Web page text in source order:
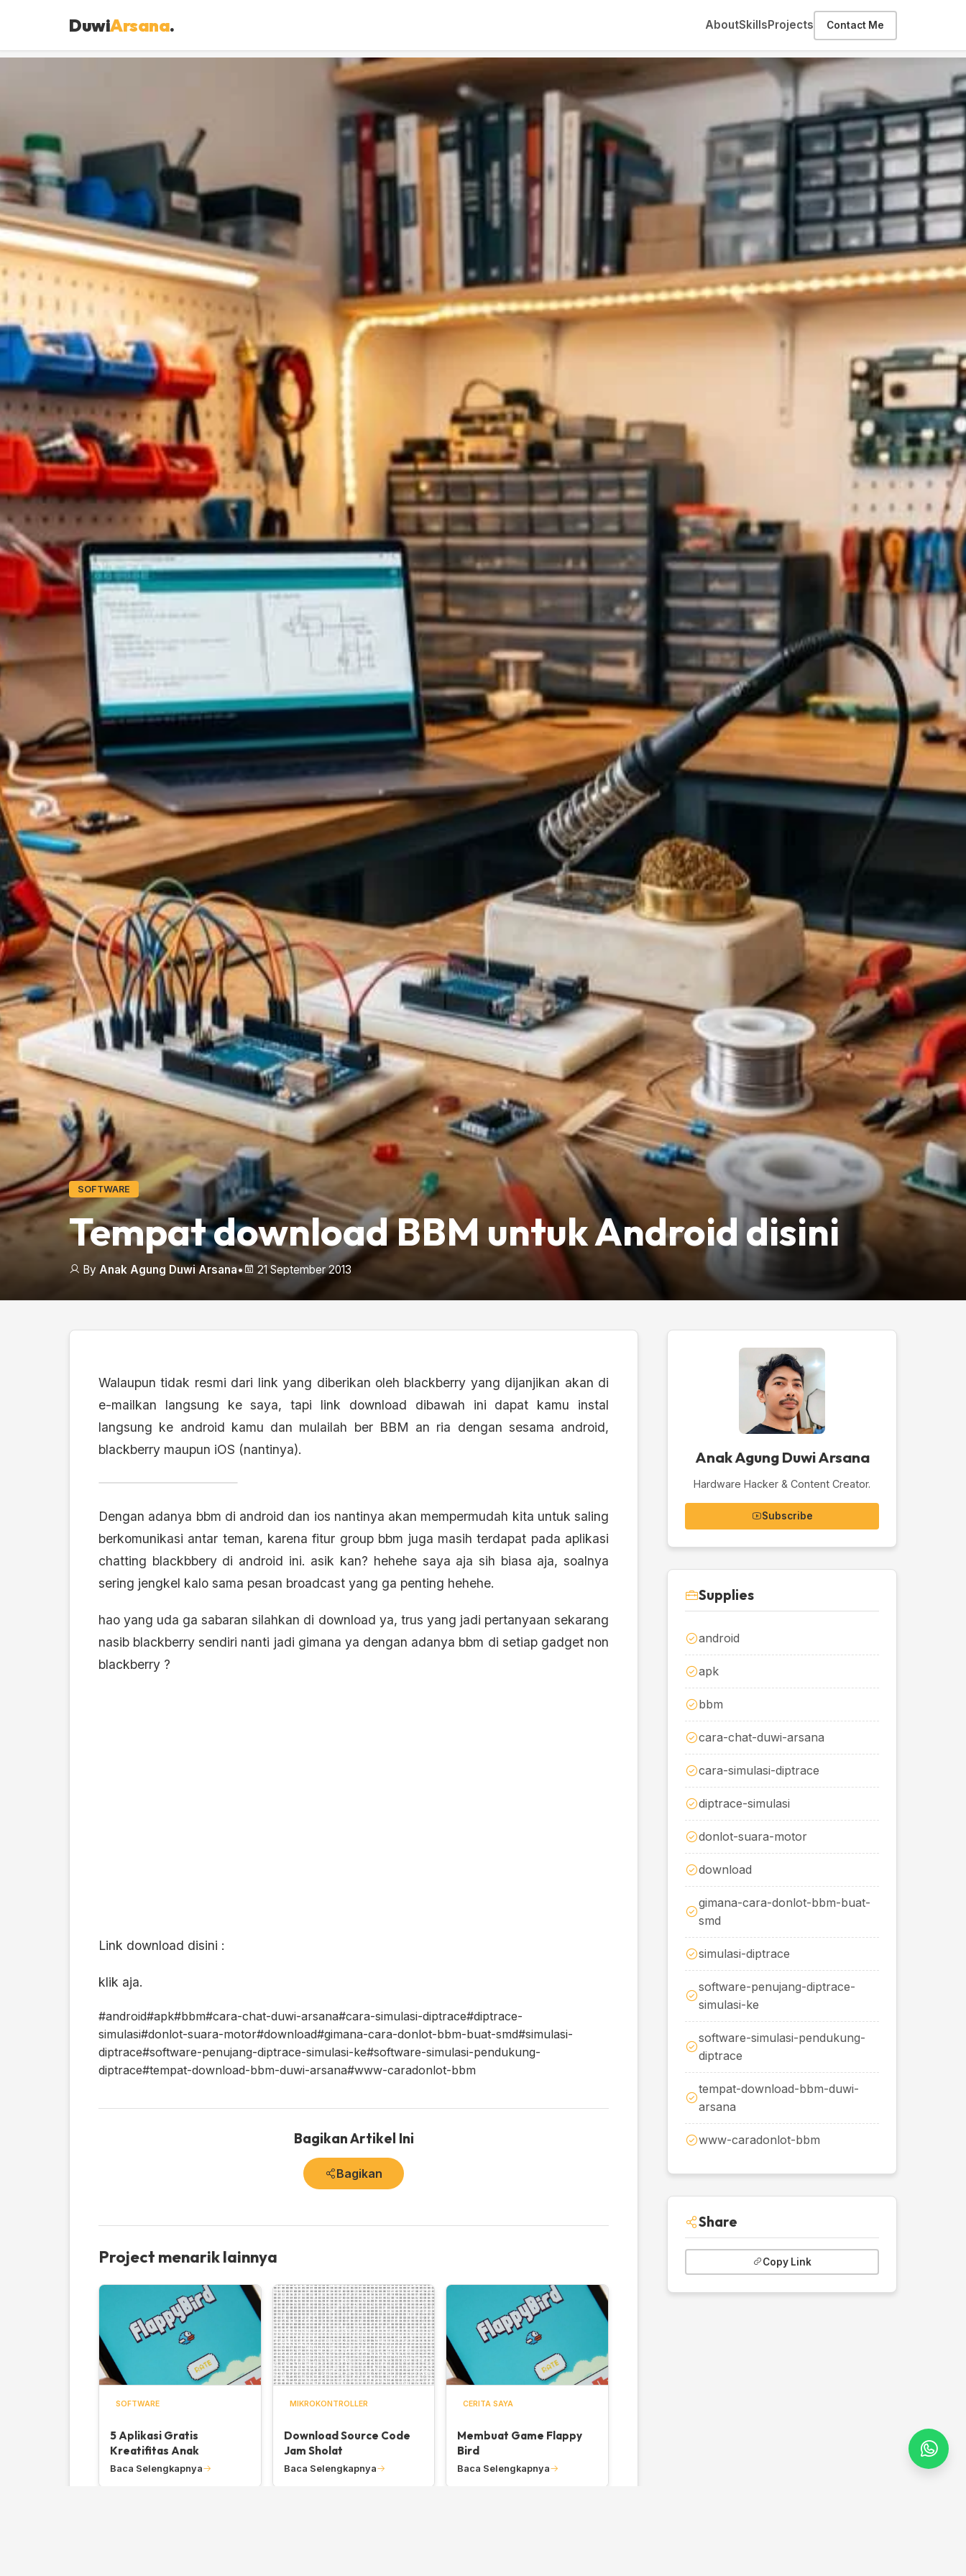
DuwiArsana. AboutSkillsProjects Contact Me
SOFTWARE
Tempat download BBM untuk Android disini
By Anak Agung Duwi Arsana• 21 September 2013
Walaupun tidak resmi dari link yang diberikan oleh blackberry yang dijanjikan akan di
e-mailkan langsung ke saya, tapi link download dibawah ini dapat kamu instal
langsung ke android kamu dan mulailah ber BBM an ria dengan sesama android,
blackberry maupun iOS (nantinya).
Dengan adanya bbm di android dan ios nantinya akan mempermudah kita untuk saling
berkomunikasi antar teman, karena fitur group bbm juga masih terdapat pada aplikasi
chatting blackbbery di android ini. asik kan? hehehe saya aja sih biasa aja, soalnya
sering jengkel kalo sama pesan broadcast yang ga penting hehehe.
hao yang uda ga sabaran silahkan di download ya, trus yang jadi pertanyaan sekarang
nasib blackberry sendiri nanti jadi gimana ya dengan adanya bbm di setiap gadget non
blackberry ?
Link download disini :
klik aja.
#android#apk#bbm#cara-chat-duwi-arsana#cara-simulasi-diptrace#diptrace-
simulasi#donlot-suara-motor#download#gimana-cara-donlot-bbm-buat-smd#simulasi-
diptrace#software-penujang-diptrace-simulasi-ke#software-simulasi-pendukung-
diptrace#tempat-download-bbm-duwi-arsana#www-caradonlot-bbm
Bagikan Artikel Ini
Bagikan
Project menarik lainnya
SOFTWARE
5 Aplikasi Gratis
Kreatifitas Anak
Baca Selengkapnya
MIKROKONTROLLER
Download Source Code
Jam Sholat
Baca Selengkapnya
CERITA SAYA
Membuat Game Flappy
Bird
Baca Selengkapnya
Anak Agung Duwi Arsana
Hardware Hacker & Content Creator.
Subscribe
Supplies
android
apk
bbm
cara-chat-duwi-arsana
cara-simulasi-diptrace
diptrace-simulasi
donlot-suara-motor
download
gimana-cara-donlot-bbm-buat-
smd
simulasi-diptrace
software-penujang-diptrace-
simulasi-ke
software-simulasi-pendukung-
diptrace
tempat-download-bbm-duwi-
arsana
www-caradonlot-bbm
Share
Copy Link